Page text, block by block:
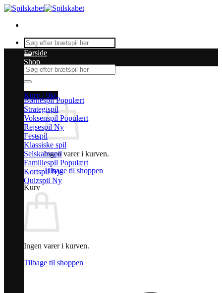
Fortsæt
indhold
Søg
efter:
Søg
efter:
Kurv /0kr.
Ingen varer i kurven.
Tilbage til shoppen
Kurv
Ingen varer i kurven.
Tilbage til shoppen
Forside
Shop
Børnespil
Strategispil
Voksenspil
Rejsespil
Festspil
Klassiske spil
Selskabsspil
Familiespil
Kortspil
Quizspil